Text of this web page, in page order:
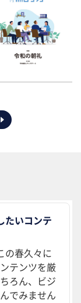
たいコンテ
の春久々に
テンツを厳
ろん、ビジ
でみません